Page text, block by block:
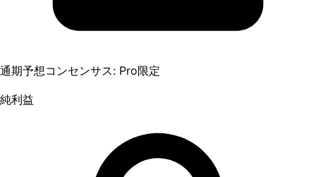
通期予想コンセンサス: Pro限定
純利益